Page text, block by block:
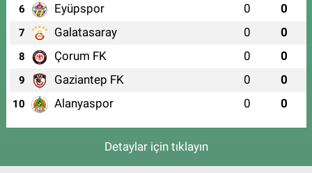
6 Eyüpspor 0 0
7 Galatasaray 0 0
8 Çorum FK 0 0
9 Gaziantep FK 0 0
10 Alanyaspor 0 0
Detaylar için tıklayın